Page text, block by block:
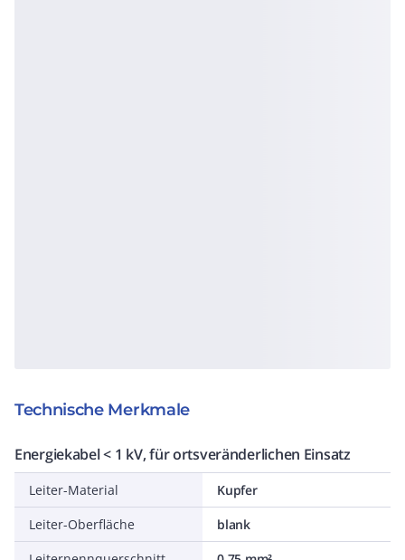
Technische Merkmale
Energiekabel < 1 kV, für ortsveränderlichen Einsatz
Leiter-Material
Kupfer
Leiter-Oberfläche
blank